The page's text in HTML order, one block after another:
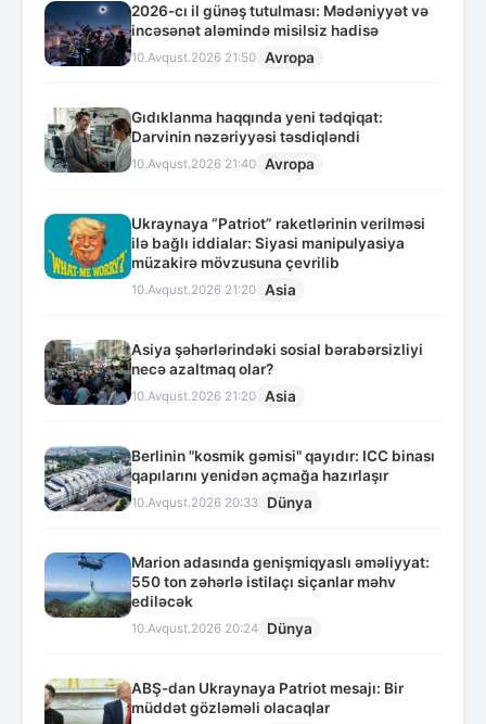
2026-cı il günəş tutulması: Mədəniyyət və
incəsənət aləmində misilsiz hadisə
10.Avqust.2026 21:50 Avropa
Gıdıklanma haqqında yeni tədqiqat:
Darvinin nəzəriyyəsi təsdiqləndi
10.Avqust.2026 21:40 Avropa
Ukraynaya “Patriot” raketlərinin verilməsi
ilə bağlı iddialar: Siyasi manipulyasiya
müzakirə mövzusuna çevrilib
10.Avqust.2026 21:20 Asia
Asiya şəhərlərindəki sosial bərabərsizliyi
necə azaltmaq olar?
10.Avqust.2026 21:20 Asia
Berlinin "kosmik gəmisi" qayıdır: ICC binası
qapılarını yenidən açmağa hazırlaşır
10.Avqust.2026 20:33 Dünya
Marion adasında genişmiqyaslı əməliyyat:
550 ton zəhərlə istilaçı siçanlar məhv
ediləcək
10.Avqust.2026 20:24 Dünya
ABŞ-dan Ukraynaya Patriot mesajı: Bir
müddət gözləməli olacaqlar